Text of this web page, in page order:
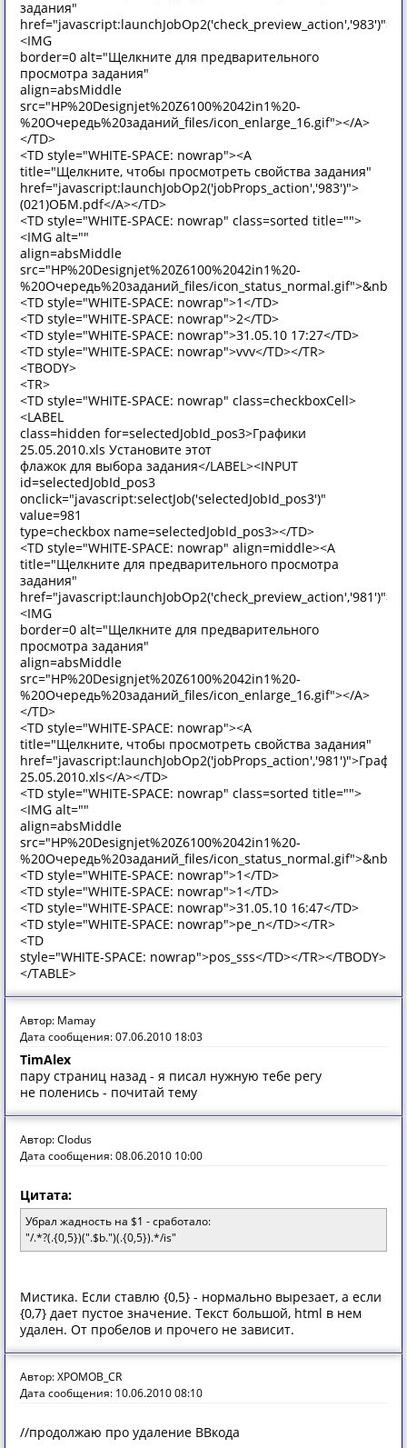
задания"
href="javascript:launchJobOp2('check_preview_action','983')">
<IMG
border=0 alt="Щелкните для предварительного
просмотра задания"
align=absMiddle
src="HP%20Designjet%20Z6100%2042in1%20-
%20Очередь%20заданий_files/icon_enlarge_16.gif"></A>
</TD>
<TD style="WHITE-SPACE: nowrap"><A
title="Щелкните, чтобы просмотреть свойства задания"
href="javascript:launchJobOp2('jobProps_action','983')">
(021)ОБМ.pdf</A></TD>
<TD style="WHITE-SPACE: nowrap" class=sorted title="">
<IMG alt=""
align=absMiddle
src="HP%20Designjet%20Z6100%2042in1%20-
%20Очередь%20заданий_files/
<TD style="WHITE-SPACE: nowrap">1</TD>
<TD style="WHITE-SPACE: nowrap">2</TD>
<TD style="WHITE-SPACE: nowrap">31.05.10 17:27</TD>
<TD style="WHITE-SPACE: nowrap">vvv</TD></TR>
<TBODY>
<TR>
<TD style="WHITE-SPACE: nowrap" class=checkboxCell>
<LABEL
class=hidden for=selectedJobId_pos3>Графики
25.05.2010.xls Установите этот
флажок для выбора задания</LABEL><INPUT
id=selectedJobId_pos3
onclick="javascript:selectJob('selectedJobId_pos3')"
value=981
type=checkbox name=selectedJobId_pos3></TD>
<TD style="WHITE-SPACE: nowrap" align=middle><A
title="Щелкните для предварительного просмотра
задания"
href="javascript:launchJobOp2('check_preview_action','981')">
<IMG
border=0 alt="Щелкните для предварительного
просмотра задания"
align=absMiddle
src="HP%20Designjet%20Z6100%2042in1%20-
%20Очередь%20заданий_files/icon_enlarge_16.gif"></A>
</TD>
<TD style="WHITE-SPACE: nowrap"><A
title="Щелкните, чтобы просмотреть свойства задания"
25.05.2010.xls</A></TD>
<TD style="WHITE-SPACE: nowrap" class=sorted title="">
<IMG alt=""
align=absMiddle
src="HP%20Designjet%20Z6100%2042in1%20-
%20Очередь%20заданий_files/
<TD style="WHITE-SPACE: nowrap">1</TD>
<TD style="WHITE-SPACE: nowrap">1</TD>
<TD style="WHITE-SPACE: nowrap">31.05.10 16:47</TD>
<TD style="WHITE-SPACE: nowrap">pe_n</TD></TR>
<TD
style="WHITE-SPACE: nowrap">pos_sss</TD></TR></TBODY>
</TABLE>
Автор: Mamay
Дата сообщения: 07.06.2010 18:03
TimAlex
пару страниц назад - я писал нужную тебе регу
не поленись - почитай тему
Автор: Clodus
Дата сообщения: 08.06.2010 10:00
Цитата:
Убрал жадность на $1 - сработало:
"/.*?(.{0,5})(".$b.")(.{0,5}).*/is"
Мистика. Если ставлю {0,5} - нормально вырезает, а если
{0,7} дает пустое значение. Текст большой, html в нем
удален. От пробелов и прочего не зависит.
Автор: XPOMOB_CR
Дата сообщения: 10.06.2010 08:10
//продолжаю про удаление BBкода